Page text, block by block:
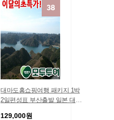
경비
대마도홈쇼핑여행 패키지 1박
2일편성표 부산출발 일본 대마
129,000원